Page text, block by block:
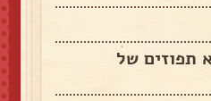
תפוזים של